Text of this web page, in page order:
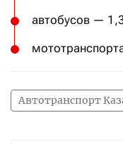
автобусов —
Автотранспорт